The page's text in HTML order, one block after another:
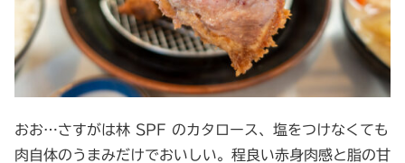
おお…さすがは林 SPF のカタロース、塩をつけなくても
肉自体のうまみだけでおいしい。程良い赤身肉感と脂の甘